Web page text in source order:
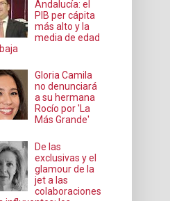
Andalucía: el
PIB per cápita
más alto y la
media de edad
Gloria Camila
no denunciará
a su hermana
Rocío por 'La
Más Grande'
De las
exclusivas y el
glamour de la
jet a las
colaboraciones